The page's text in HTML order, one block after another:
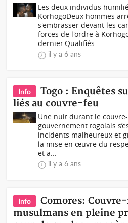
Les deux individus
KorhogoDeux hommes
s'embrasser devant les
forces de l'ordre à
dernier.Qualifiés...
il y a 6 ans
Info
Togo : Enquêtes
liés au couvre-feu
Une nuit durant le
gouvernement togolais
incidents malheureux et
la mise en œuvre du
et a...
il y a 6 ans
Info
Comores:
musulmans en pleine